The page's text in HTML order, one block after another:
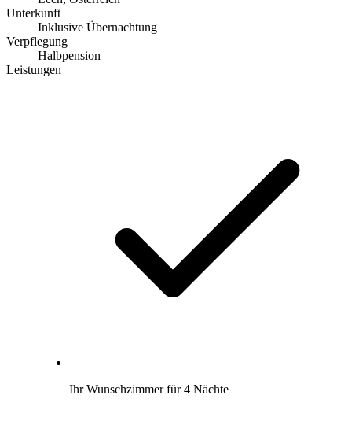
Unterkunft
Inklusive Übernachtung
Verpflegung
Halbpension
Leistungen
Ihr Wunschzimmer für 4 Nächte